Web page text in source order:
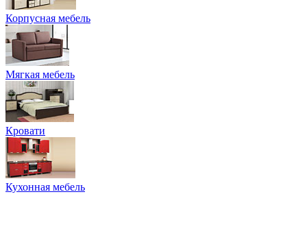
Корпусная мебель
Мягкая мебель
Кровати
Кухонная мебель